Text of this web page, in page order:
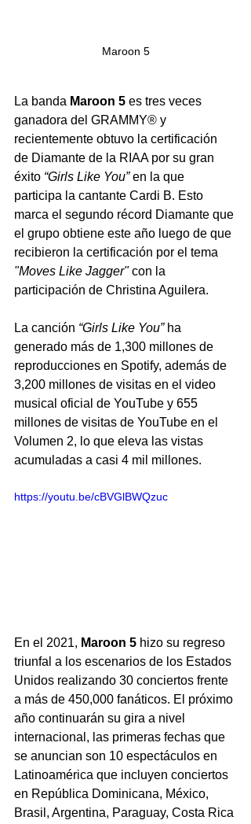
Maroon 5
La banda Maroon 5 es tres veces
ganadora del GRAMMY® y
recientemente obtuvo la certificación
de Diamante de la RIAA por su gran
éxito “Girls Like You” en la que
participa la cantante Cardi B. Esto
marca el segundo récord Diamante que
el grupo obtiene este año luego de que
recibieron la certificación por el tema
"Moves Like Jagger" con la
participación de Christina Aguilera.
La canción “Girls Like You” ha
generado más de 1,300 millones de
reproducciones en Spotify, además de
3,200 millones de visitas en el video
musical oficial de YouTube y 655
millones de visitas de YouTube en el
Volumen 2, lo que eleva las vistas
acumuladas a casi 4 mil millones.
https://youtu.be/cBVGlBWQzuc
En el 2021, Maroon 5 hizo su regreso
triunfal a los escenarios de los Estados
Unidos realizando 30 conciertos frente
a más de 450,000 fanáticos. El próximo
año continuarán su gira a nivel
internacional, las primeras fechas que
se anuncian son 10 espectáculos en
Latinoamérica que incluyen conciertos
en República Dominicana, México,
Brasil, Argentina, Paraguay, Costa Rica